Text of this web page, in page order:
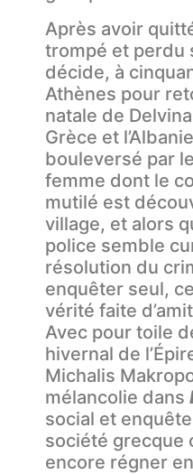
Après avoir
trompé et perdu
décide, à
Athènes pour
natale de
Grèce et
bouleversé par
femme dont le
mutilé est
village, et alors
police semble
résolution du
enquêter seul,
vérité faite
Avec pour toile
hivernal de
Michalis
mélancolie dans
social et
société grecque
encore régner